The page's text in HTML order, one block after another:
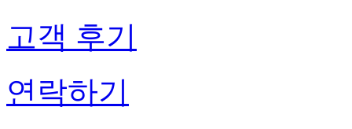
고객 후기
연락하기